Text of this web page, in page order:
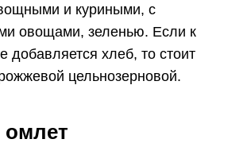
и куриными, с
овощами, зеленью. Если к
добавляется хлеб, то стоит
цельнозерновой.